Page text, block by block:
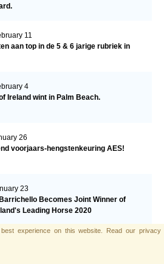
11
aan top in de 5 & 6 jarige rubriek in
4
Ireland wint in Palm Beach.
26
voorjaars-hengstenkeuring AES!
23
Becomes Joint Winner of
Leading Horse 2020
experience on this website. Read our privacy